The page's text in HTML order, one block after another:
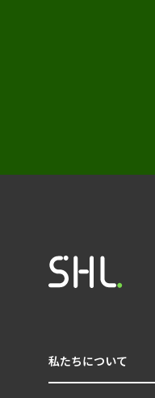
私たちについて